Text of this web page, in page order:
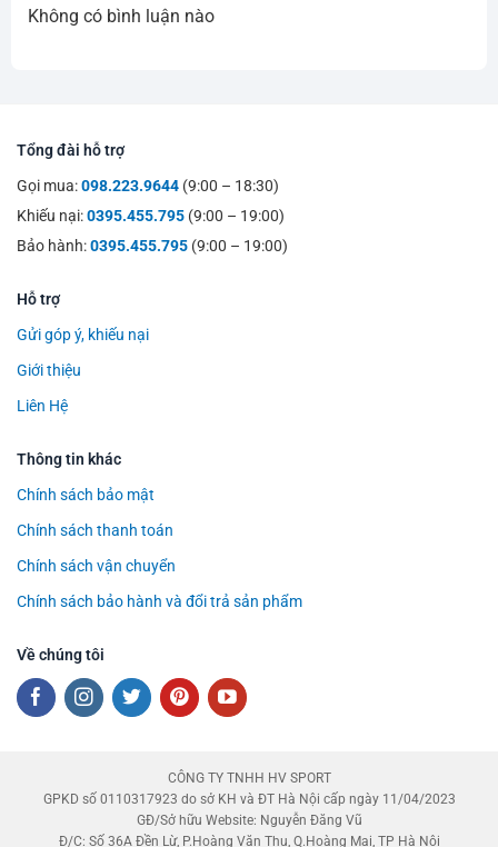
Không có bình luận nào
Tổng đài hỗ trợ
Gọi mua:098.223.9644 (9:00 – 18:30)
Khiếu nại:0395.455.795 (9:00 – 19:00)
Bảo hành:0395.455.795 (9:00 – 19:00)
Hỗ trợ
Gửi góp ý, khiếu nại
Giới thiệu
Liên Hệ
Thông tin khác
Chính sách bảo mật
Chính sách thanh toán
Chính sách vận chuyển
Chính sách bảo hành và đổi trả sản phẩm
Về chúng tôi
CÔNG TY TNHH HV SPORT
GPKD số 0110317923 do sở KH và ĐT Hà Nội cấp ngày 11/04/2023
GĐ/Sở hữu Website: Nguyễn Đăng Vũ
Đ/C: Số 36A Đền Lừ, P.Hoàng Văn Thụ, Q.Hoàng Mai, TP Hà Nội